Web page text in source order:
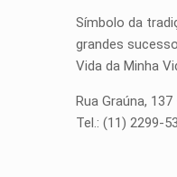
Símbolo da
grandes
Vida da Minha
Rua Graúna,
Tel.: (11) 2299-